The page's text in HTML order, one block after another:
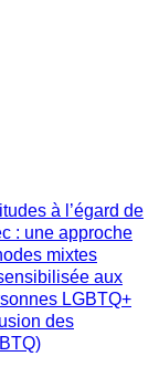
à l’égard de
: une approche
mixtes
aux
LGBTQ+
des